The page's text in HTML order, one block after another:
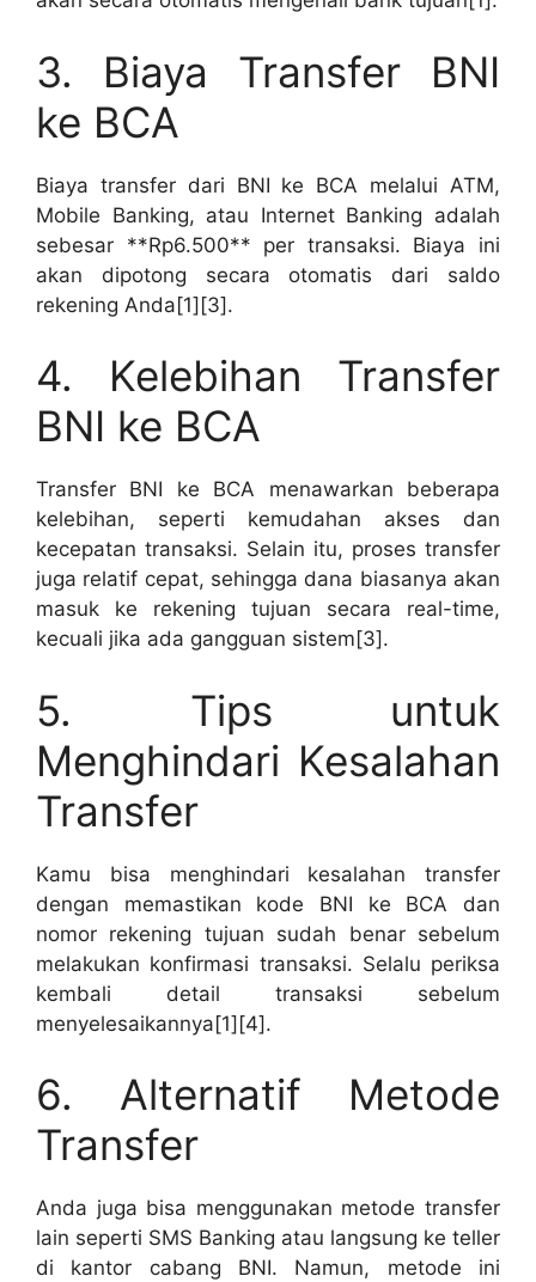
3. Biaya Transfer BNI
ke BCA
Biaya transfer dari BNI ke BCA melalui ATM,
Mobile Banking, atau Internet Banking adalah
sebesar **Rp6.500** per transaksi. Biaya ini
akan dipotong secara otomatis dari saldo
rekening Anda[1][3].
4. Kelebihan Transfer
BNI ke BCA
Transfer BNI ke BCA menawarkan beberapa
kelebihan, seperti kemudahan akses dan
kecepatan transaksi. Selain itu, proses transfer
juga relatif cepat, sehingga dana biasanya akan
masuk ke rekening tujuan secara real-time,
kecuali jika ada gangguan sistem[3].
5. Tips untuk
Menghindari Kesalahan
Transfer
Kamu bisa menghindari kesalahan transfer
dengan memastikan kode BNI ke BCA dan
nomor rekening tujuan sudah benar sebelum
melakukan konfirmasi transaksi. Selalu periksa
kembali detail transaksi sebelum
menyelesaikannya[1][4].
6. Alternatif Metode
Transfer
Anda juga bisa menggunakan metode transfer
lain seperti SMS Banking atau langsung ke teller
di kantor cabang BNI. Namun, metode ini